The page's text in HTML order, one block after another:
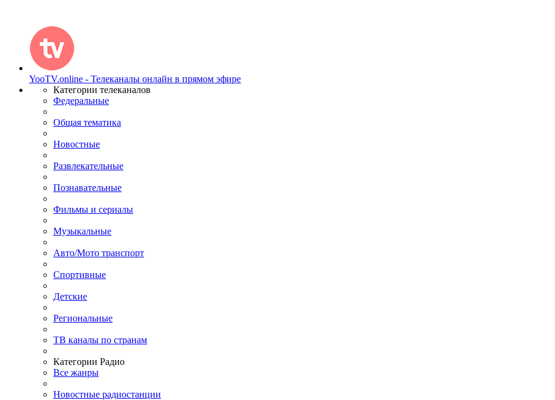
YooTV.online - Телеканалы онлайн в прямом эфире
Категории телеканалов
Федеральные
Общая тематика
Новостные
Развлекательные
Познавательные
Фильмы и сериалы
Музыкальные
Авто/Мото транспорт
Спортивные
Детские
Региональные
ТВ каналы по странам
Категории Радио
Все жанры
Новостные радиостанции